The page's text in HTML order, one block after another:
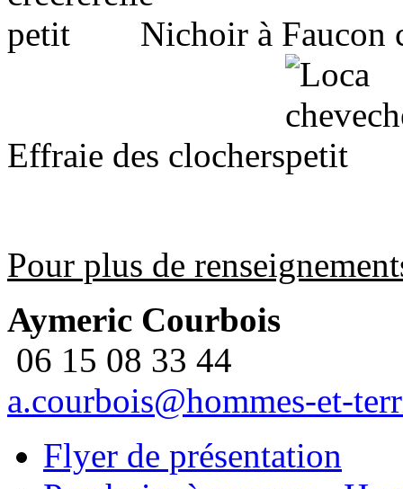
Nichoir à Faucon
Effraie des clochers
Pour plus de
Aymeric Courbois
06 15 08 33 44
a.courbois@hommes-et-
Flyer de présentation